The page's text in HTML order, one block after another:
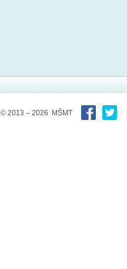
© 2013 – 2026 MŠMT